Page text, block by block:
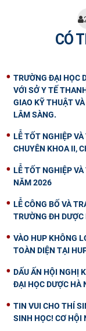
CÓ
TRƯỜNG ĐẠI HỌC
VỚI SỞ Y TẾ
GIAO KỸ THUẬT
LÂM SÀNG.
LỄ TỐT NGHIỆP
CHUYÊN KHOA II,
LỄ TỐT NGHIỆP
NĂM 2026
LỄ CÔNG BỐ VÀ
TRƯỜNG ĐH DƯỢC
VÀO HUP KHÔNG
TOÀN DIỆN TẠI
DẤU ẤN HỘI NGHỊ
ĐẠI HỌC DƯỢC HÀ
TIN VUI CHO THÍ
SINH HỌC! CƠ HỘI